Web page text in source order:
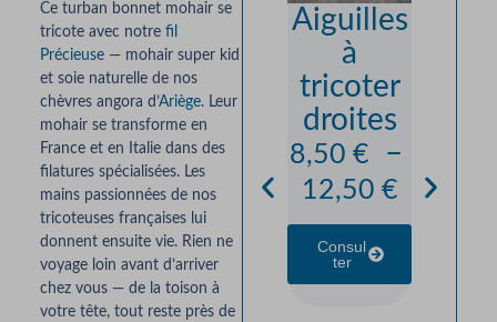
Ce turban bonnet mohair se
tricote avec notre fil
Précieuse— mohair super kid
et soie naturelle de nos
chèvres angora d’Ariège. Leur
mohair se transforme en
France et en Italie dans des
filatures spécialisées. Les
mains passionnées de nos
tricoteuses françaises lui
donnent ensuite vie. Rien ne
voyage loin avant d’arriver
chez vous — de la toison à
votre tête, tout reste près de
Aiguilles
à
tricoter
droites
8,50 € –
12,50 €
Consul
Ter